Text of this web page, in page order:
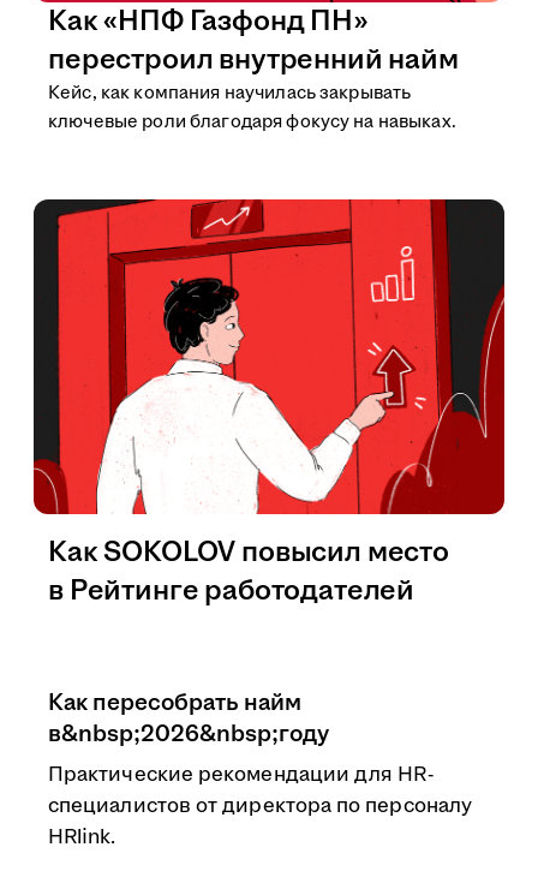
Как «НПФ Газфонд ПН»
перестроил внутренний найм
Кейс, как компания научилась закрывать
ключевые роли благодаря фокусу на навыках.
Как SOKOLOV повысил место
в Рейтинге работодателей
Как пересобрать найм
в&nbsp;2026&nbsp;году
Практические рекомендации для HR-
специалистов от директора по персоналу
HRlink.